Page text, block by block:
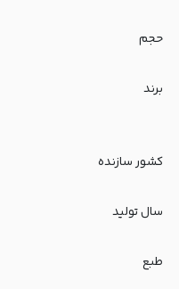
حجم
برند
کشور سازنده
سال تولید
طبع